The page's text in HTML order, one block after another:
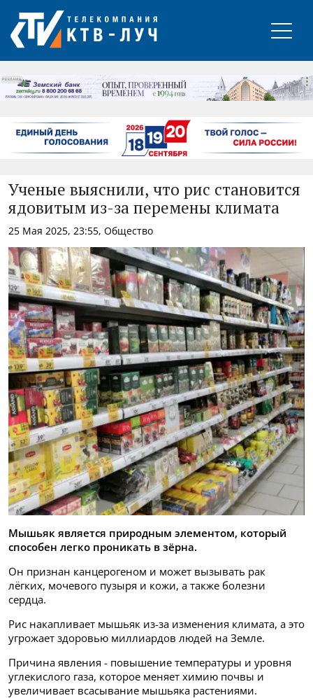
РЕКЛАМА
Ученые выяснили, что рис становится
ядовитым из-за перемены климата
25 Мая 2025, 23:55, Общество
Мышьяк является природным элементом, который
способен легко проникать в зёрна.
Он признан канцерогеном и может вызывать рак
лёгких, мочевого пузыря и кожи, а также болезни
сердца.
Рис накапливает мышьяк из-за изменения климата, а это
угрожает здоровью миллиардов людей на Земле.
Причина явления - повышение температуры и уровня
углекислого газа, которое меняет химию почвы и
увеличивает всасывание мышьяка растениями.